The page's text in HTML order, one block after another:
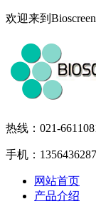
欢迎来到
热线：021-
手机：
网站首页
产品介绍